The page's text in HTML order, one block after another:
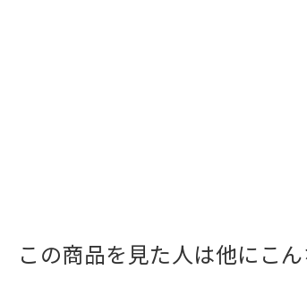
この商品を見た人は他にこん